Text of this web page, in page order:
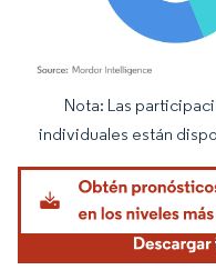
Imagen © Mordor Intelligence.
Nota: Las
individuales están